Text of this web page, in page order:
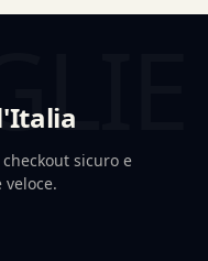
sicuro e